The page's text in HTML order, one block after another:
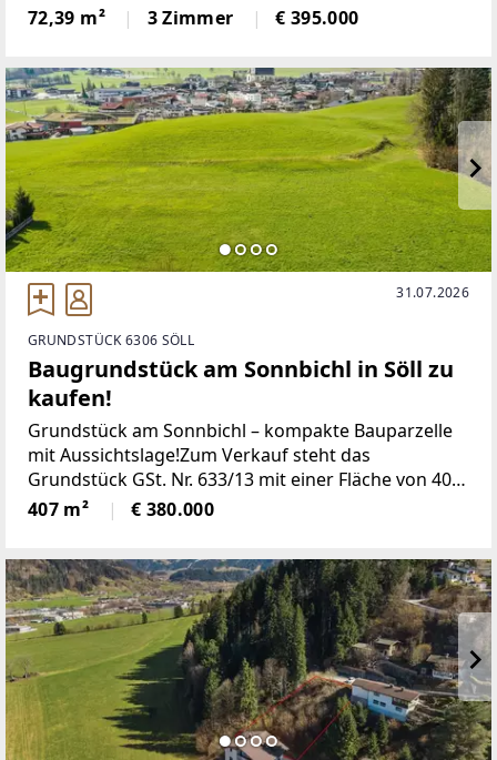
seltene Gelegenheit: Diese brandneue 3-Zimmer-
Wohnung in der Brixentaler Straße in Wörgl steht
72,39 m² 3 Zimmer € 395.000
31.07.2026
GRUNDSTÜCK 6306 SÖLL
Baugrundstück am Sonnbichl in Söll zu
kaufen!
Grundstück am Sonnbichl – kompakte Bauparzelle
mit Aussichtslage!Zum Verkauf steht das
Grundstück GSt. Nr. 633/13 mit einer Fläche von 407
m² in attraktiver Lage am Sonnbichl. Die Parzelle
überzeugt durch ihre ruhige, sonnige Situierung
407 m² € 380.000